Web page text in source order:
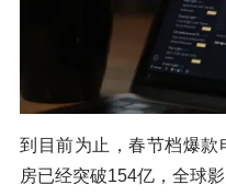
到目前为止，春节档爆
房已经突破154亿，全球